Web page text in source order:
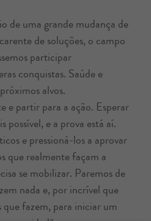
de uma grande mudança de
de soluções, o campo
participar
conquistas. Saúde e
alvos.
e partir para a ação. Esperar
possível, e a prova está aí.
e pressioná-los a aprovar
que realmente façam a
se mobilizar. Paremos de
nada e, por incrível que
fazem, para iniciar um